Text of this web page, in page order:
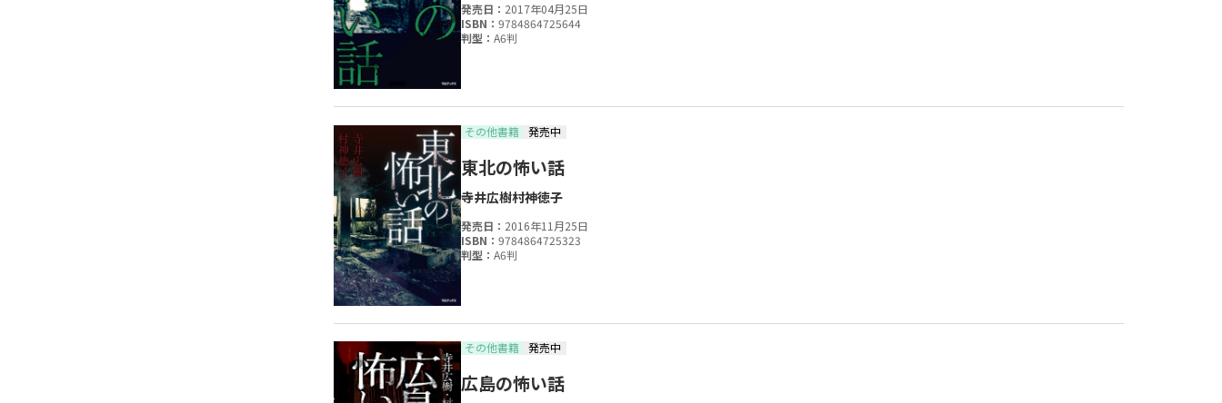
発売日： 2017年04月25日
ISBN： 9784864725644
判型： A6判
その他書籍 発売中
東北の怖い話
寺井広樹村神徳子
発売日： 2016年11月25日
ISBN： 9784864725323
判型： A6判
その他書籍 発売中
広島の怖い話